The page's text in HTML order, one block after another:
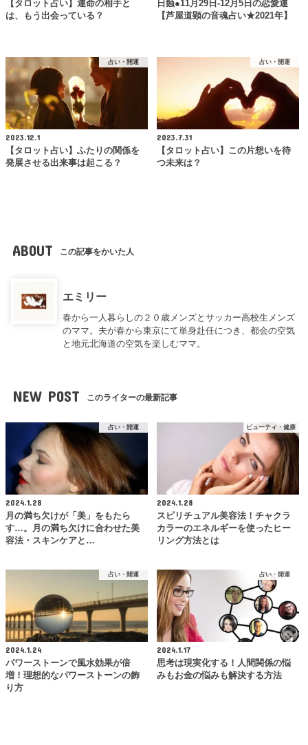
【タロット占い】運命の相手と
は、もう出会っている？
日蝕●11月29日-12月5日の恋愛運
【芦屋道顕の音魂占い★2021年】
占い・開運
2023.12.1
【タロット占い】ふたりの関係を
発展させる出来事は起こる？
占い・開運
2023.7.31
【タロット占い】この片想いを待
つ未来は？
ABOUT この記事をかいた人
エミリー
春から一人暮らしの２０歳メンズとサッカー高校生メンズ
のママ。夫が春から東京にて単身赴任につき、都会の空気
と地元北海道の空気を楽しむママ。
NEW POST このライターの最新記事
占い・開運
2024.1.28
月の満ち欠けが「美」をもたら
す…。月の満ち欠けに合わせた美
容法・スキンケアと…
ビューティ・健康
2024.1.28
スピリチュアル美容法！チャクラ
カラーのエネルギーを使ったヒー
リング方法とは
占い・開運
2024.1.24
パワーストーンで風水効果が倍
増！理想的なパワーストーンの飾
り方
占い・開運
2024.1.17
思考は現実化する！人間関係の悩
みもお金の悩みも解決する方法